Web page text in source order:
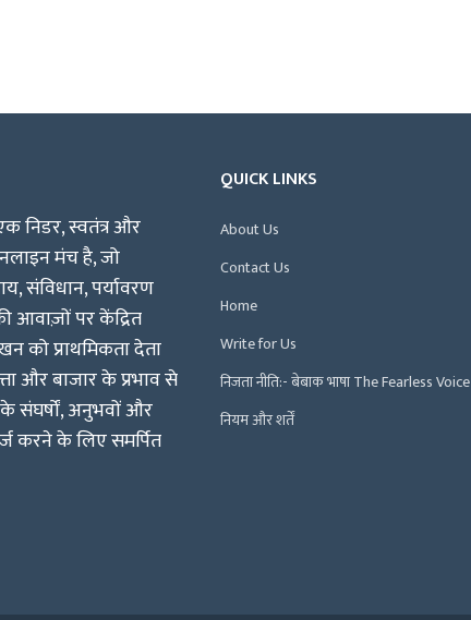
निडर, स्वतंत्र और
मंच है, जो
संविधान, पर्यावरण
आवाज़ों पर केंद्रित
को प्राथमिकता देता
और बाजार के प्रभाव से
संघर्षों, अनुभवों और
करने के लिए समर्पित
QUICK LINKS
About Us
Contact Us
Home
Write for Us
निजता नीति:- बेबाक भाषा The Fearless Voice
नियम और शर्तें